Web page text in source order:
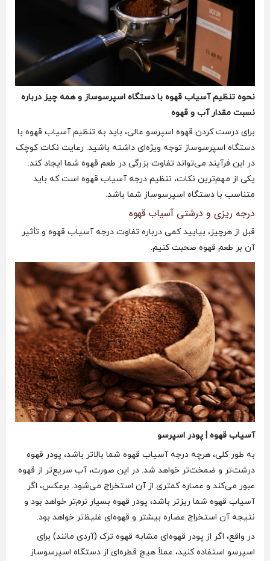
نحوه تنظیم آسیاب قهوه با دستگاه اسپرسوساز و همه چیز درباره
نسبت مقدار آب و قهوه
برای درست کردن قهوه اسپرسو عالی، باید به تنظیم آسیاب قهوه با
دستگاه اسپرسوساز توجه ویژه‌ای داشته باشید. رعایت نکات کوچک
در این فرآیند می‌تواند تفاوت بزرگی در طعم قهوه شما ایجاد کند.
یکی از مهم‌ترین نکات، تنظیم درجه آسیاب قهوه است که باید
متناسب با دستگاه اسپرسوساز شما باشد.
درجه ریزی و درشتی آسیاب قهوه
قبل از هرچیز، بیایید کمی درباره تفاوت درجه آسیاب قهوه و تأثیر
آن بر طعم قهوه صحبت کنیم.
آسیاب قهوه | پودر اسپرسو
به طور کلی، هرچه درجه آسیاب قهوه شما بالاتر باشد، پودر قهوه
درشت‌تر و ضمخت‌تر خواهد شد. در این صورت، آب سریع‌تر از قهوه
عبور می‌کند و عصاره کمتری از آن استخراج می‌شود. برعکس، اگر
آسیاب قهوه شما ریزتر باشد، پودر قهوه بسیار نرم‌تر خواهد بود و
نتیجه آن استخراج عصاره بیشتر و قهوه‌ای غلیظ‌تر خواهد بود.
در واقع، اگر از پودر قهوه‌ای مشابه قهوه ترک (آردی مانند) برای
اسپرسو استفاده کنید، عملاً هیچ قطره‌ای از دستگاه اسپرسوساز